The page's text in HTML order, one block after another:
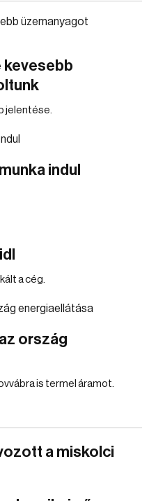
kevesebb
jelentése.
indul
a cég.
ország
is termel áramot.
a miskolci